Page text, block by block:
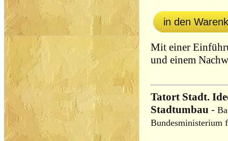
in den
Mit einer
und einem
Tatort Stadt.
Stadtumbau -
Bundesministerium